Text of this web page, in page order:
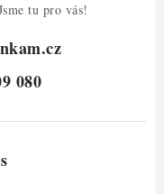
tu pro vás!
080